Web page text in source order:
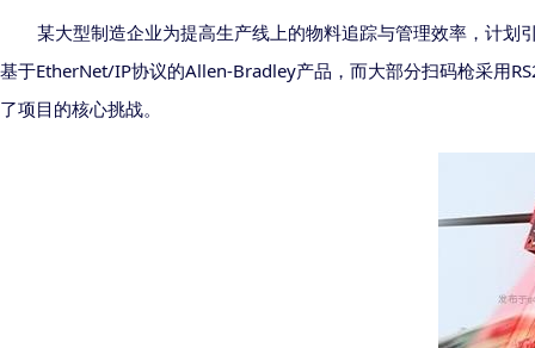
某大型制造企业为提高生产线上的物料追踪与管理效率，计划
基于EtherNet/IP协议的Allen-Bradley产品，而大部分扫码枪采用
了项目的核心挑战。